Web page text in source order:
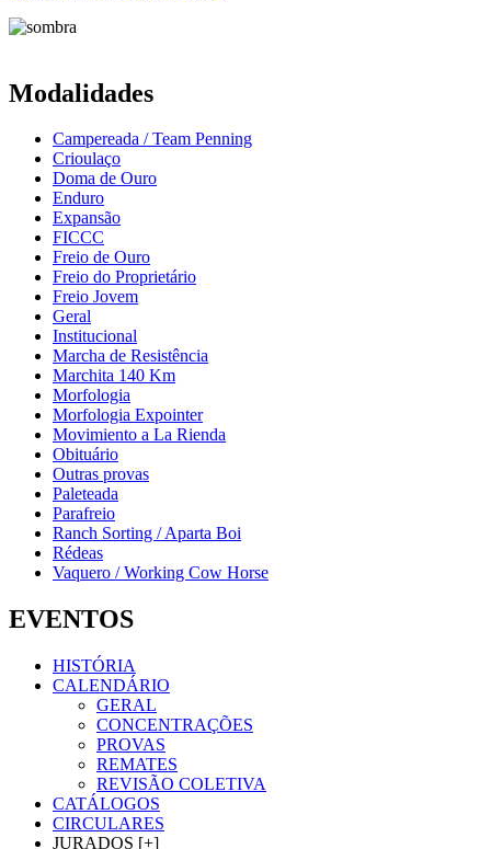
Modalidades
Campereada / Team Penning
Crioulaço
Doma de Ouro
Enduro
Expansão
FICCC
Freio de Ouro
Freio do Proprietário
Freio Jovem
Geral
Institucional
Marcha de Resistência
Marchita 140 Km
Morfologia
Morfologia Expointer
Movimiento a La Rienda
Obituário
Outras provas
Paleteada
Parafreio
Ranch Sorting / Aparta Boi
Rédeas
Vaquero / Working Cow Horse
EVENTOS
HISTÓRIA
CALENDÁRIO
GERAL
CONCENTRAÇÕES
PROVAS
REMATES
REVISÃO COLETIVA
CATÁLOGOS
CIRCULARES
JURADOS [+]